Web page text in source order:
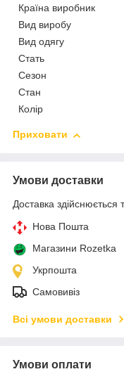
Країна виробник
Вид виробу
Вид одягу
Стать
Сезон
Стан
Колір
Приховати
Умови доставки
Доставка здійснюється
Нова Пошта
Магазини Rozetka
Укрпошта
Самовивіз
Всі умови доставки
Умови оплати